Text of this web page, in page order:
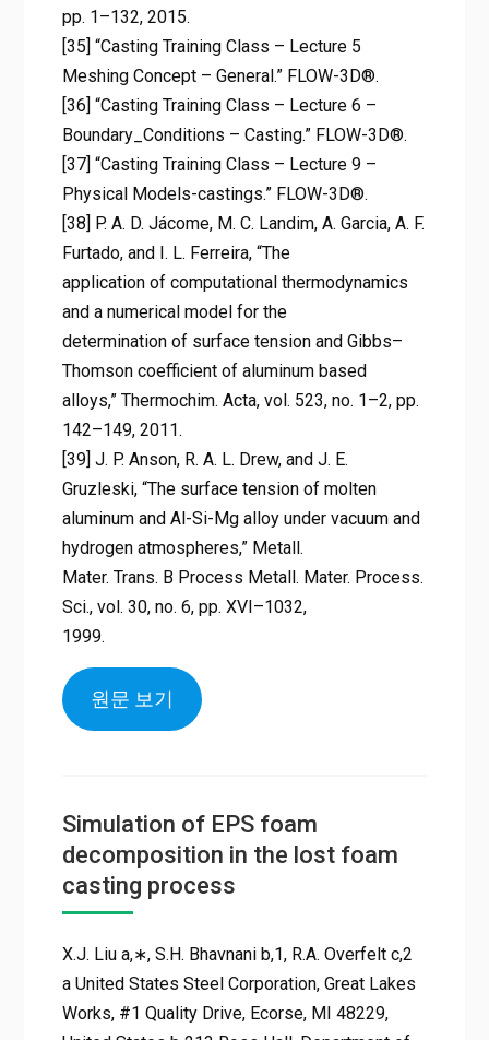
pp. 1–132, 2015.
[35] “Casting Training Class – Lecture 5
Meshing Concept – General.” FLOW-3D®.
[36] “Casting Training Class – Lecture 6 –
Boundary_Conditions – Casting.” FLOW-3D®.
[37] “Casting Training Class – Lecture 9 –
Physical Models-castings.” FLOW-3D®.
[38] P. A. D. Jácome, M. C. Landim, A. Garcia, A. F.
Furtado, and I. L. Ferreira, “The
application of computational thermodynamics
and a numerical model for the
determination of surface tension and Gibbs–
Thomson coefficient of aluminum based
alloys,” Thermochim. Acta, vol. 523, no. 1–2, pp.
142–149, 2011.
[39] J. P. Anson, R. A. L. Drew, and J. E.
Gruzleski, “The surface tension of molten
aluminum and Al-Si-Mg alloy under vacuum and
hydrogen atmospheres,” Metall.
Mater. Trans. B Process Metall. Mater. Process.
Sci., vol. 30, no. 6, pp. XVI–1032,
1999.
원문 보기
Simulation of EPS foam
decomposition in the lost foam
casting process
X.J. Liu a,∗, S.H. Bhavnani b,1, R.A. Overfelt c,2
a United States Steel Corporation, Great Lakes
Works, #1 Quality Drive, Ecorse, MI 48229,